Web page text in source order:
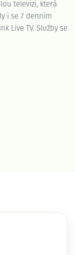
televizi, která
i se 7 denním
Live TV. Služby se